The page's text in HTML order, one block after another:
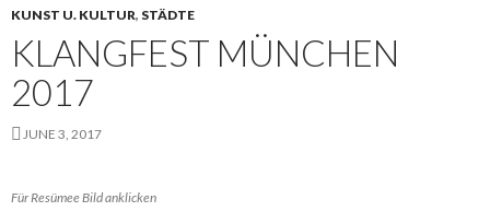
KUNST U. KULTUR, STÄDTE
KLANGFEST MÜNCHEN
2017
JUNE 3, 2017
Für Resümee Bild anklicken